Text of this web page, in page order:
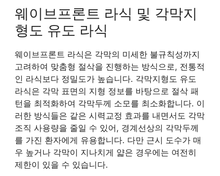
웨이브프론트 라식 및 각막지
형도 유도 라식
웨이브프론트 라식은 각막의 미세한 불규칙성까지
고려하여 맞춤형 절삭을 진행하는 방식으로, 전통적
인 라식보다 정밀도가 높습니다. 각막지형도 유도
라식은 각막 표면의 지형 정보를 바탕으로 절삭 패
턴을 최적화하여 각막두께 소모를 최소화합니다. 이
러한 방식들은 같은 시력교정 효과를 내면서도 각막
조직 사용량을 줄일 수 있어, 경계선상의 각막두께
를 가진 환자에게 유용합니다. 다만 근시 도수가 매
우 높거나 각막이 지나치게 얇은 경우에는 여전히
제한이 있을 수 있습니다.